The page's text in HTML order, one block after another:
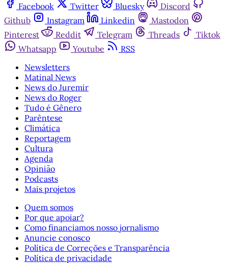
Facebook Twitter Bluesky
Discord
Github
Instagram Linkedin
Mastodon
Pinterest
Reddit Telegram Threads
Tiktok
Whatsapp
Youtube
RSS
Newsletters
Matinal News
News do Juremir
News do Roger
Tudo é Gênero
Parêntese
Climática
Reportagem
Cultura
Agenda
Opinião
Podcasts
Mais projetos
Quem somos
Por que apoiar?
Como financiamos nosso jornalismo
Anuncie conosco
Política de Correções e Transparência
Política de privacidade